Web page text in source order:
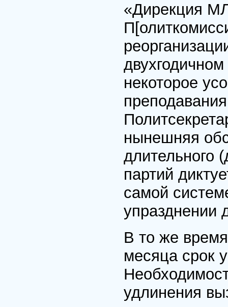
«Дирекция
некоторое
нынешняя
длительного
партий
самой
упразднении
В то же
месяца срок
удлинения